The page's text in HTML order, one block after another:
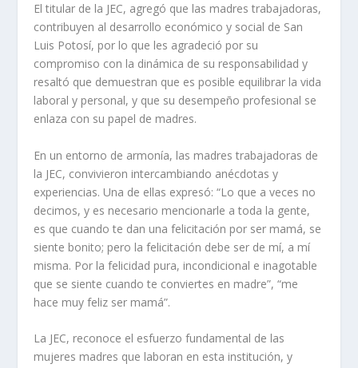
El titular de la JEC, agregó que las madres trabajadoras,
contribuyen al desarrollo económico y social de San
Luis Potosí, por lo que les agradeció por su
compromiso con la dinámica de su responsabilidad y
resaltó que demuestran que es posible equilibrar la vida
laboral y personal, y que su desempeño profesional se
enlaza con su papel de madres.
En un entorno de armonía, las madres trabajadoras de
la JEC, convivieron intercambiando anécdotas y
experiencias. Una de ellas expresó: “Lo que a veces no
decimos, y es necesario mencionarle a toda la gente,
es que cuando te dan una felicitación por ser mamá, se
siente bonito; pero la felicitación debe ser de mí, a mí
misma. Por la felicidad pura, incondicional e inagotable
que se siente cuando te conviertes en madre”, “me
hace muy feliz ser mamá”.
La JEC, reconoce el esfuerzo fundamental de las
mujeres madres que laboran en esta institución, y